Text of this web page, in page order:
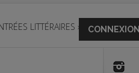
LITTÉRAIRES » CONNEXION